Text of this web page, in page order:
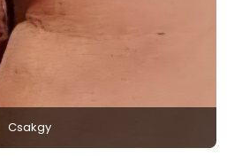
Csakgy